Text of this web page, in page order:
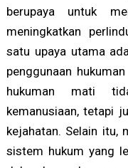
berupaya untuk
meningkatkan
satu upaya utama
penggunaan
hukuman mati
kemanusiaan, tetapi
kejahatan. Selain itu,
sistem hukum yang